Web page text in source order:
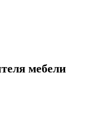
мебели